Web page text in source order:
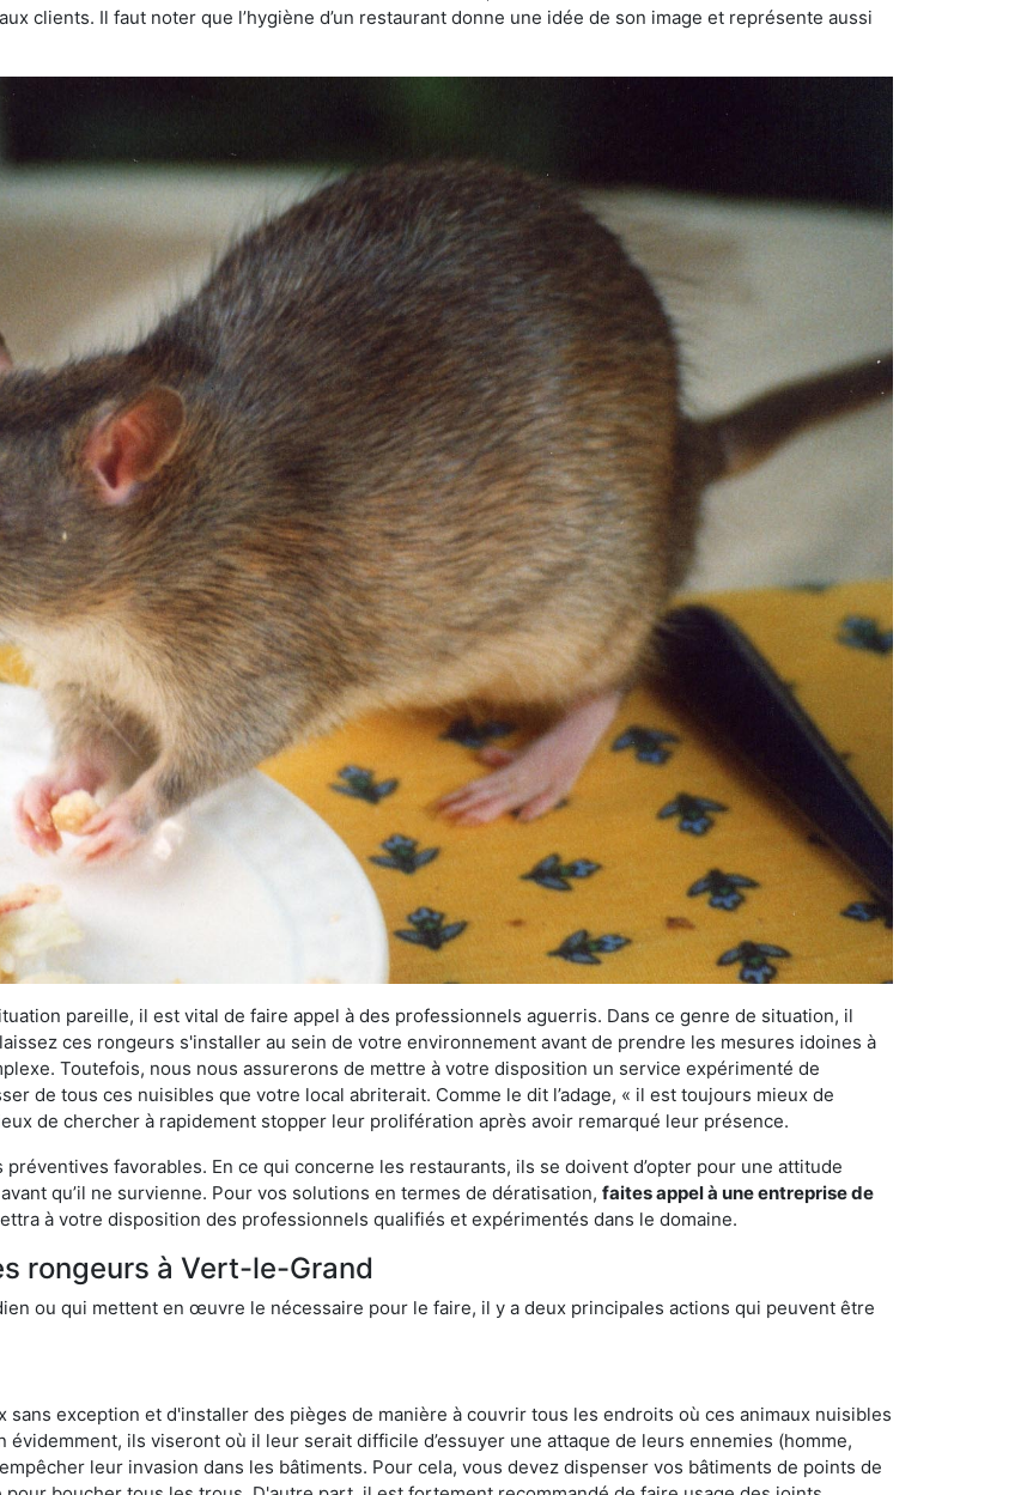
clients. Il faut noter que l’hygiène d’un restaurant donne une idée de son image et représente aussi
pareille, il est vital de faire appel à des professionnels aguerris. Dans ce genre de situation, il
ces rongeurs s'installer au sein de votre environnement avant de prendre les mesures idoines à
Toutefois, nous nous assurerons de mettre à votre disposition un service expérimenté de
de tous ces nuisibles que votre local abriterait. Comme le dit l’adage, « il est toujours mieux de
de chercher à rapidement stopper leur prolifération après avoir remarqué leur présence.
favorables. En ce qui concerne les restaurants, ils se doivent d’opter pour une attitude
qu’il ne survienne. Pour vos solutions en termes de dératisation, faites appel à une entreprise de
à votre disposition des professionnels qualifiés et expérimentés dans le domaine.
rongeurs à Vert-le-Grand
ou qui mettent en œuvre le nécessaire pour le faire, il y a deux principales actions qui peuvent être
sans exception et d'installer des pièges de manière à couvrir tous les endroits où ces animaux nuisibles
ils viseront où il leur serait difficile d’essuyer une attaque de leurs ennemies (homme,
leur invasion dans les bâtiments. Pour cela, vous devez dispenser vos bâtiments de points de